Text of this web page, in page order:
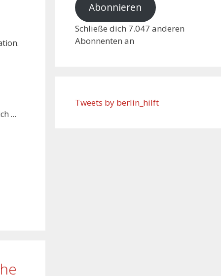
…
Abonnieren
Schließe dich 7.047 anderen
Abonnenten an
Tweets by berlin_hilft